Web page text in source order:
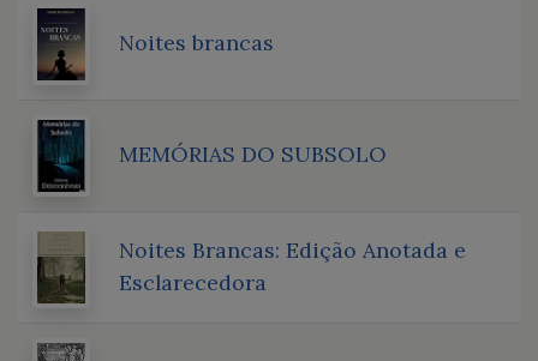
Noites brancas
MEMÓRIAS DO SUBSOLO
Noites Brancas: Edição Anotada e
Esclarecedora